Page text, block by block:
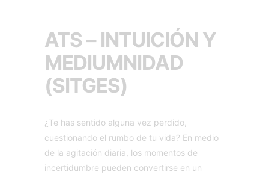
ATS – INTUICIÓN Y
MEDIUMNIDAD
(SITGES)
¿Te has sentido alguna vez perdido,
cuestionando el rumbo de tu vida? En medio
de la agitación diaria, los momentos de
incertidumbre pueden convertirse en un